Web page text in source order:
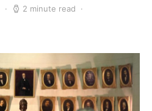
2 minute read